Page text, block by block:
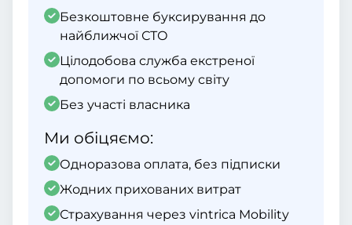
Безкоштовне буксирування до
найближчої СТО
Цілодобова служба екстреної
допомоги по всьому світу
Без участі власника
Ми обіцяємо:
Одноразова оплата, без підписки
Жодних прихованих витрат
Страхування через vintrica Mobility